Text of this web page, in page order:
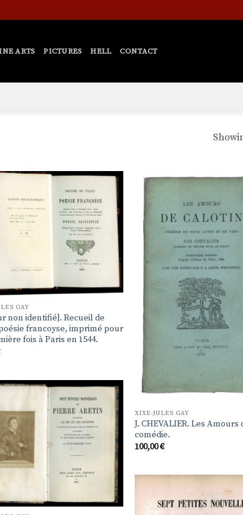
ARTS PICTURES HELL CONTACT
Ajouter
à la
liste de
souhaits
GAY
non identifié]. Recueil de
francoyse, imprimé pour
fois à Paris en 1544.
XIXE-JULES GAY
J. CHEVALIER. Les Amours
comédie.
100,00€
Ajouter
liste de
souhaits